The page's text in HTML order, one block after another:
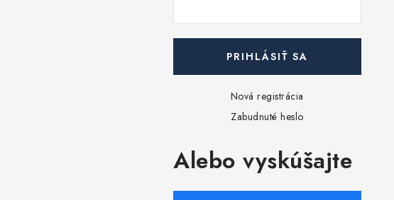
PRIHLÁSIŤ SA
Nová registrácia
Zabudnuté heslo
Alebo vyskúšajte